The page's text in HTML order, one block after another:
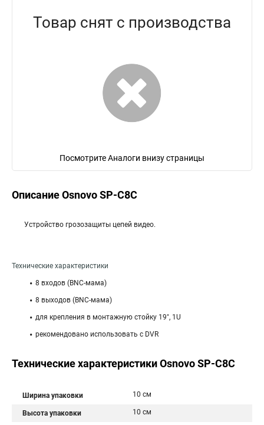
Товар снят с производства
Посмотрите Аналоги внизу страницы
Описание Osnovo SP-C8C
Устройство грозозащиты цепей видео.
Технические характеристики
8 входов (BNC-мама)
8 выходов (BNC-мама)
для крепления в монтажную стойку 19", 1U
рекомендовано использовать с DVR
Технические характеристики Osnovo SP-C8C
Ширина упаковки 10 см
Высота упаковки 10 см